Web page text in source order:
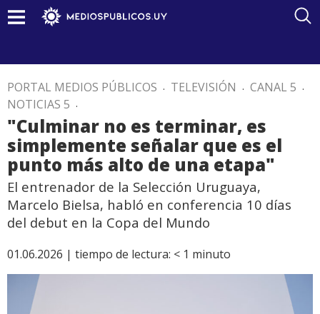
PORTAL MEDIOS PÚBLICOS . TELEVISIÓN . CANAL 5 .
NOTICIAS 5 .
"Culminar no es terminar, es
simplemente señalar que es el
punto más alto de una etapa"
El entrenador de la Selección Uruguaya,
Marcelo Bielsa, habló en conferencia 10 días
del debut en la Copa del Mundo
01.06.2026 | tiempo de lectura: < 1 minuto